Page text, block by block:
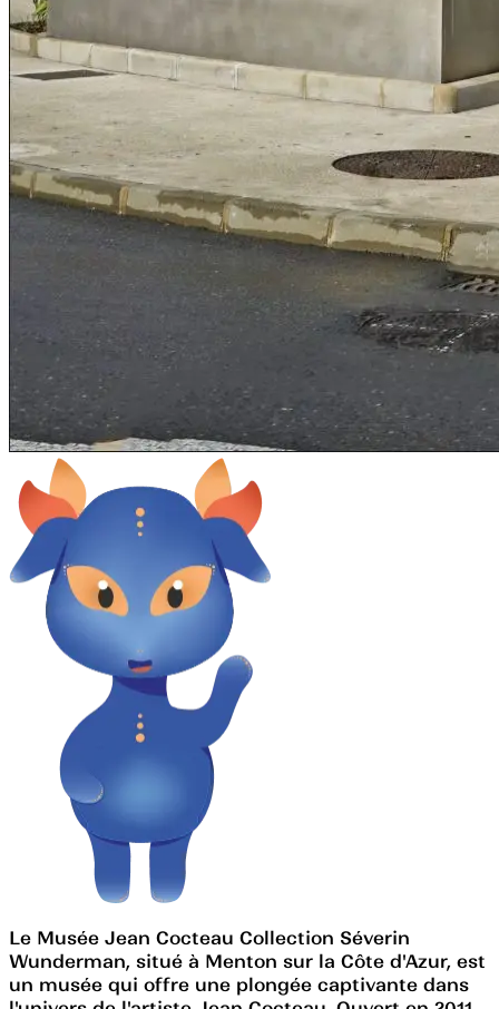
Le Musée Jean Cocteau Collection Séverin
Wunderman, situé à Menton sur la Côte d'Azur, est
un musée qui offre une plongée captivante dans